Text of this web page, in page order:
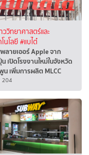
ววิทยาศาสตร์และ
โนโลยี#แบไต๋
ลายเออร์ Apple จาก
เปิดโรงงานใหม่ในจังหวัด
น เพิ่มการผลิต MLCC
204